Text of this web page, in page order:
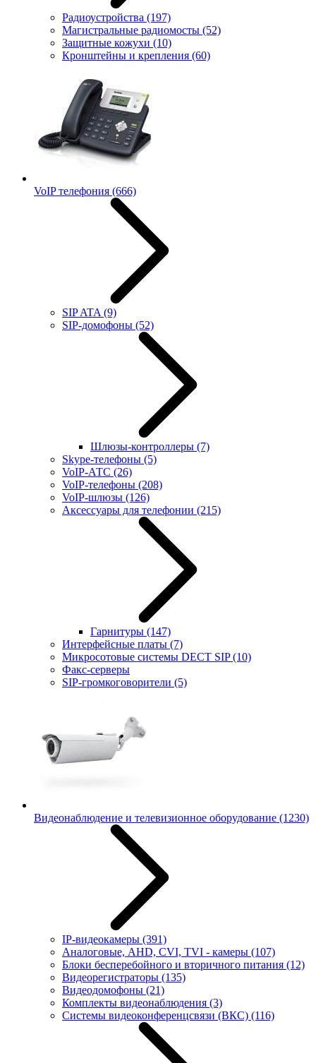
Радиоустройства (197)
Магистральные радиомосты (52)
Защитные кожухи (10)
Кронштейны и крепления (60)
VoIP телефония (666)
SIP ATA (9)
SIP-домофоны (52)
Шлюзы-контроллеры (7)
Skype-телефоны (5)
VoIP-АТС (26)
VoIP-телефоны (208)
VoIP-шлюзы (126)
Аксессуары для телефонии (215)
Гарнитуры (147)
Интерфейсные платы (7)
Микросотовые системы DECT SIP(10)
Факс-серверы
SIP-громкоговорители (5)
Видеонаблюдение и телевизионное оборудование (1230)
IP-видеокамеры (391)
Аналоговые, AHD, CVI, TVI - камеры (107)
Блоки бесперебойного и вторичного питания (12)
Видеорегистраторы (135)
Видеодомофоны (21)
Комплекты видеонаблюдения (3)
Системы видеоконференцсвязи (ВКС) (116)